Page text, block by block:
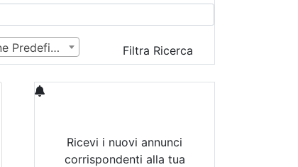
Ordine Predefinito Filtra Ricerca
Ricevi i nuovi annunci
corrispondenti alla tua